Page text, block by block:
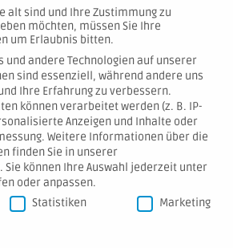
Hartmann Valves GmbH
Kontakt
Hinweis melden
AGB
Datenschutz
alt sind und Ihre Zustimmung zu
möchten, müssen Sie Ihre
um Erlaubnis bitten.
und andere Technologien auf unserer
sind essenziell, während andere uns
Ihre Erfahrung zu verbessern.
können verarbeitet werden (z. B. IP-
Anzeigen und Inhalte oder
Weitere Informationen über die
finden Sie in unserer
. Sie können Ihre Auswahl jederzeit unter
oder anpassen.
Statistiken
Marketing